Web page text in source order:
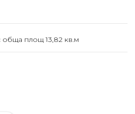
площ 13,82 кв.м